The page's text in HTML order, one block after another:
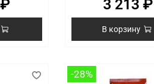
3 213 ₽
В корзину
-28%